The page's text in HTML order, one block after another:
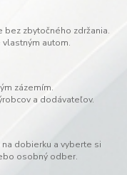
zbytočného zdržania.
autom.
zázemím.
a dodávateľov.
dobierku a vyberte si
osobný odber.